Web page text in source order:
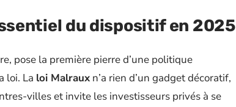
du dispositif en 2025
pose la première pierre d’une politique
loi. La loi Malraux n’a rien d’un gadget décoratif,
villes et invite les investisseurs privés à se